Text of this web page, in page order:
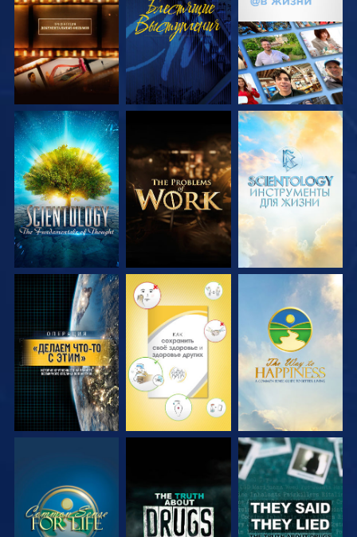
ПЕРЕДАЧИ
СМОТРЕТЬ
ПЕРЕДАЧИ
СМОТРЕТЬ
ПЕРЕДАЧИ
СМОТРЕТЬ
ПЕРЕДАЧИ
СМОТРЕТЬ СМОТРЕТЬ СМОТРЕТЬ
СМОТРЕТЬ СМОТРЕТЬ СМОТРЕТЬ